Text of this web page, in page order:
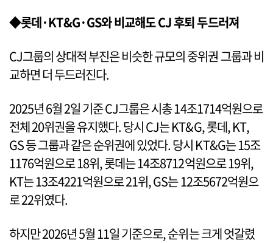
◆롯데·KT&G·GS와 비교해도 CJ 후퇴 두드러져
CJ그룹의 상대적 부진은 비슷한 규모의 중위권 그룹과 비
교하면 더 두드러진다.
2025년 6월 2일 기준 CJ그룹은 시총 14조1714억원으로
전체 20위권을 유지했다. 당시 CJ는 KT&G, 롯데, KT,
GS 등 그룹과 같은 순위권에 있었다. 당시 KT&G는 15조
1176억원으로 18위, 롯데는 14조8712억원으로 19위,
KT는 13조4221억원으로 21위, GS는 12조5672억원으
로 22위였다.
하지만 2026년 5월 11일 기준으로, 순위는 크게 엇갈렸